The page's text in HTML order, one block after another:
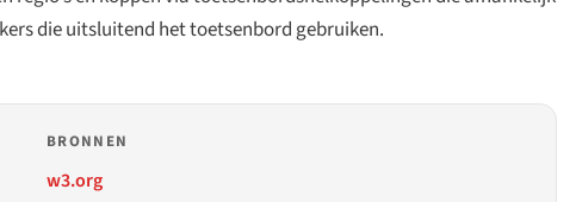
die uitsluitend het toetsenbord gebruiken.
BRONNEN
w3.org